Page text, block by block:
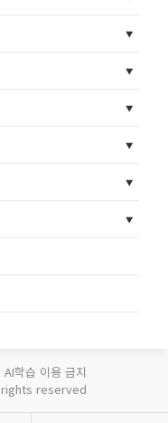
학습 이용 금지
reserved